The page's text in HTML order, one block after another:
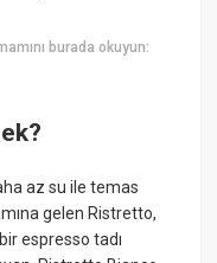
burada okuyun:
az su ile temas
gelen Ristretto,
espresso tadı